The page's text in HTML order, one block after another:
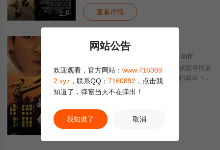
正片 查看详情
HD
战狼传说国语
· 1997 · 中国香港 · 剧情 动作
青年阿Ben（梁汉文 饰）通过网络试图寻找最
著名的杀手战狼，终于得到战狼搭档威叔（黄
子华 饰）的引见，在熟睡的战狼面前，威叔
向阿Ben讲述他们年轻时的故事——战乱年
查看详情
网站公告
欢迎观看，官方网站： www.716089
2.xyz ，联系QQ： 7160892 ，点击我
知道了，弹窗当天不在弹出！
我知道了 取消